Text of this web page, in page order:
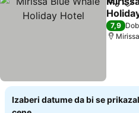
Deli
7,9
Izaberi datume da bi se